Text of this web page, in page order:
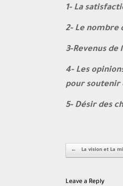
1- La
2- Le nombre
3-Revenus
4- Les
pour soutenir
5- Désir des
Post navigation
← La vision et La
Leave a Reply